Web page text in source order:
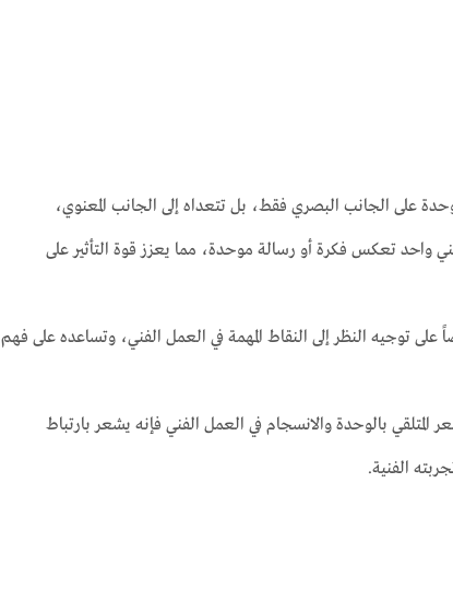
على الجانب البصري فقط، بل تتعداه إلى الجانب المعنوي،
واحد تعكس فكرة أو رسالة موحدة، مما يعزز قوة التأثير على
على توجيه النظر إلى النقاط المهمة في العمل الفني، وتساعده على فهم
المتلقي بالوحدة والانسجام في العمل الفني فإنه يشعر بارتباط
الفنية.